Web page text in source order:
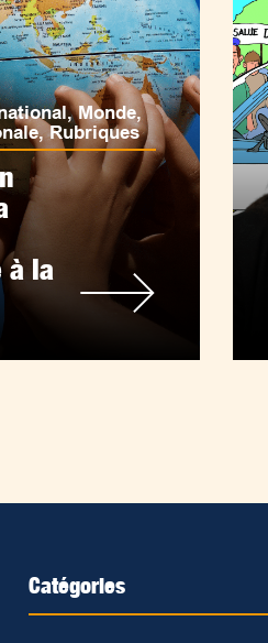
,Monde,
,Rubriques
à la
Catégories